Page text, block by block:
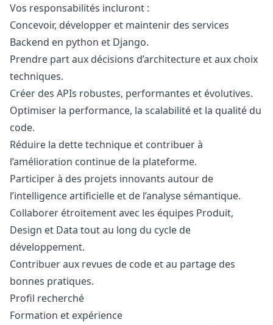
Vos responsabilités incluront :
Concevoir, développer et maintenir des services
Backend en python et Django.
Prendre part aux décisions d’architecture et aux choix
techniques.
Créer des APIs robustes, performantes et évolutives.
Optimiser la performance, la scalabilité et la qualité du
code.
Réduire la dette technique et contribuer à
l’amélioration continue de la plateforme.
Participer à des projets innovants autour de
l’intelligence artificielle et de l’analyse sémantique.
Collaborer étroitement avec les équipes Produit,
Design et Data tout au long du cycle de
développement.
Contribuer aux revues de code et au partage des
bonnes pratiques.
Profil recherché
Formation et expérience